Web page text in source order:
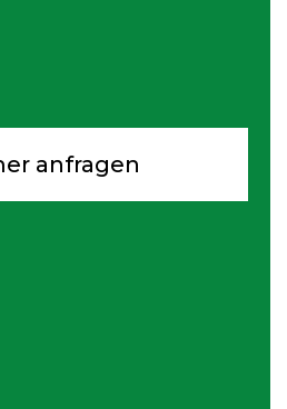
anfragen